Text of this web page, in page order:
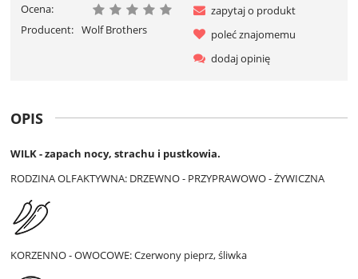
Ocena:
Producent: Wolf Brothers
zapytaj o produkt
poleć znajomemu
dodaj opinię
OPIS
WILK - zapach nocy, strachu i pustkowia.
RODZINA OLFAKTYWNA: DRZEWNO - PRZYPRAWOWO - ŻYWICZNA
KORZENNO - OWOCOWE: Czerwony pieprz, śliwka